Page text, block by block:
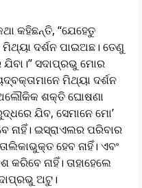
କହିଛନ୍ତି, “ଯେହେତୁ
ଦର୍ଶନ ପାଇଅଛ। ତେଣୁ
ସଦାପ୍ରଭୁ ମୋର
ମିଥ୍ୟା ଦର୍ଶନ
ଅଲୌକିକ ଶକ୍ତି ଘୋଷଣା
ଯିବ, ସେମାନେ ମୋ’
ନାହିଁ। ଇସ୍ରାଏଲର ପରିବାର
ହେବ ନାହିଁ। ଏବଂ
ନାହିଁ। ତାହାହେଲେ
ଅଟୁ।